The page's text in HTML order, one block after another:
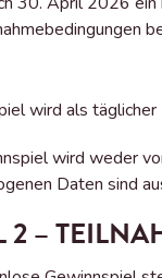
wird als
wird weder
Daten sind
2 –